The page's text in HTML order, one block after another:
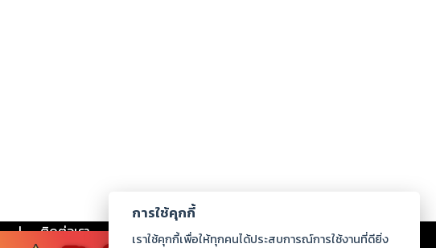
| ติดต่อเรา ร่วมงานกับเรา ดาวน์โหลด
การใช้คุกกี้
เราใช้คุกกี้เพื่อให้ทุกคนได้ประสบการณ์การใช้งานที่ดียิ่ง